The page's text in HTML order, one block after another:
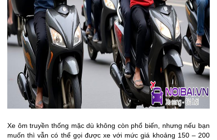
Xe ôm truyền thống mặc dù không còn phổ biến, nhưng nếu bạn
muốn thì vẫn có thể gọi được xe với mức giá khoảng 150 – 200